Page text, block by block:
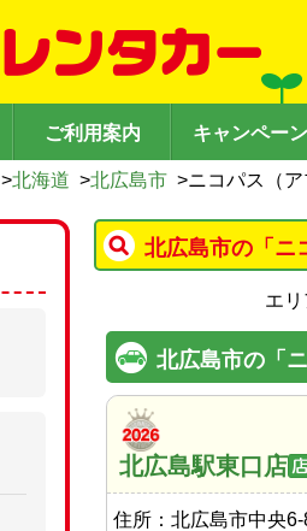
ご利用案内 キャンペーン
>北海道 >北広島市 >ニコパス（ア
北広島市の「ニ
エリ
北広島市の「
北広島駅東口店
住所： 北広島市中央